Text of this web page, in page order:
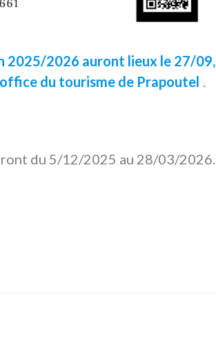
2025/2026 auront lieux le 27/09,
du tourisme de Prapoutel .
du 5/12/2025 au 28/03/2026.